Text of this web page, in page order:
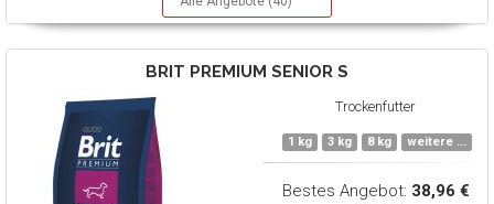
BRIT PREMIUM SENIOR S
Trockenfutter
1 kg 3 kg 8 kg weitere ...
Bestes Angebot: 38,96 €